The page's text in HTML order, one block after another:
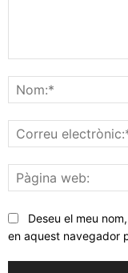
Deseu el meu
en aquest navegador